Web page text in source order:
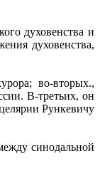
духовенства и
духовенства,
во-вторых.,
В-третьих, он
Рункевичу
синодальной